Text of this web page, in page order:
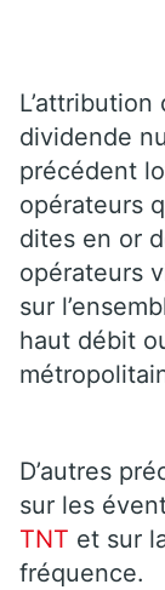
dividende
précédent
opérateurs
dites en or
opérateurs
sur
haut débit
D’autres
sur les
TNT et sur
fréquence.